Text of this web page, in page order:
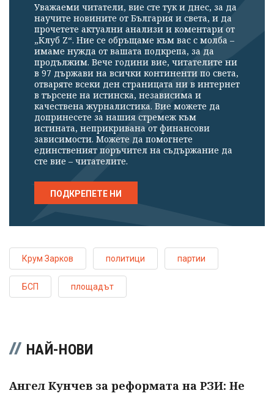
Уважаеми читатели, вие сте тук и днес, за да
научите новините от България и света, и да
прочетете актуални анализи и коментари от
„Клуб Z“. Ние се обръщаме към вас с молба –
имаме нужда от вашата подкрепа, за да
продължим. Вече години вие, читателите ни
в 97 държави на всички континенти по света,
отваряте всеки ден страницата ни в интернет
в търсене на истинска, независима и
качествена журналистика. Вие можете да
допринесете за нашия стремеж към
истината, неприкривана от финансови
зависимости. Можете да помогнете
единственият поръчител на съдържание да
сте вие – читателите.
ПОДКРЕПЕТЕ НИ
Крум Зарков политици партии
БСП площадът
НАЙ-НОВИ
Ангел Кунчев за реформата на РЗИ: Не